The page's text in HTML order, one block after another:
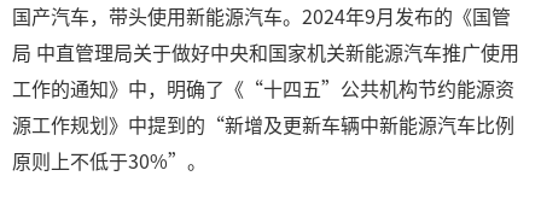
国产汽车，带头使用新能源汽车。2024年9月发布的《国管
局 中直管理局关于做好中央和国家机关新能源汽车推广使用
工作的通知》中，明确了《“十四五”公共机构节约能源资
源工作规划》中提到的“新增及更新车辆中新能源汽车比例
原则上不低于30%”。